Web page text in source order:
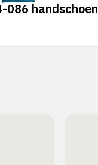
086 handschoen